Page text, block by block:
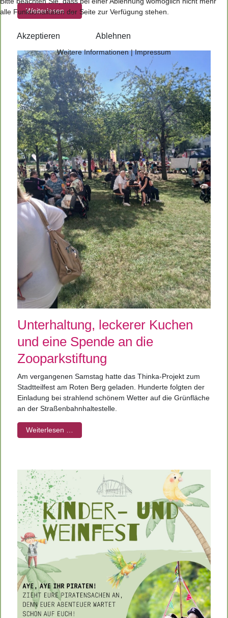
Weiterlesen …
Unterhaltung, leckerer Kuchen
und eine Spende an die
Zooparkstiftung
Am vergangenen Samstag hatte das Thinka-Projekt zum
Stadtteilfest am Roten Berg geladen. Hunderte folgten der
Einladung bei strahlend schönem Wetter auf die Grünfläche
an der Straßenbahnhaltestelle.
Weiterlesen …
alle Funktionalitäten der Seite zur Verfügung stehen.
Akzeptieren Ablehnen
Weitere Informationen|Impressum